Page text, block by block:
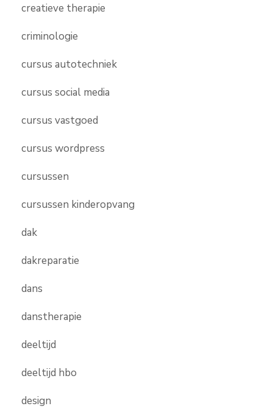
creatieve therapie
criminologie
cursus autotechniek
cursus social media
cursus vastgoed
cursus wordpress
cursussen
cursussen kinderopvang
dak
dakreparatie
dans
danstherapie
deeltijd
deeltijd hbo
design